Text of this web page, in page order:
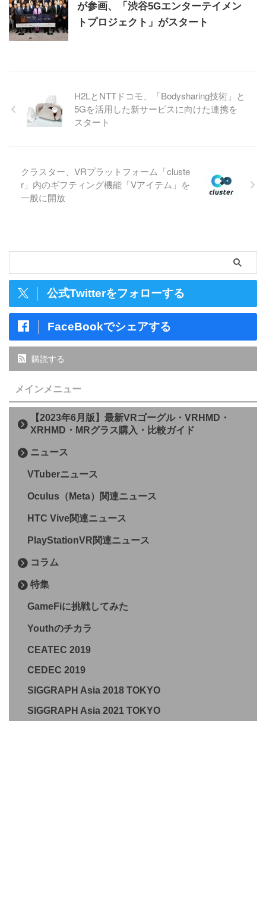
が参画、「渋谷5Gエンターテイメン
トプロジェクト」がスタート
H2LとNTTドコモ、「Bodysharing技術」と
5Gを活用した新サービスに向けた連携を
スタート
クラスター、VRプラットフォーム「cluste
r」内のギフティング機能「Vアイテム」を
一般に開放
公式Twitterをフォローする
FaceBookでシェアする
購読する
メインメニュー
【2023年6月版】最新VRゴーグル・VRHMD・
XRHMD・MRグラス購入・比較ガイド
ニュース
VTuberニュース
Oculus（Meta）関連ニュース
HTC Vive関連ニュース
PlayStationVR関連ニュース
コラム
特集
GameFiに挑戦してみた
Youthのチカラ
CEATEC 2019
CEDEC 2019
SIGGRAPH Asia 2018 TOKYO
SIGGRAPH Asia 2021 TOKYO